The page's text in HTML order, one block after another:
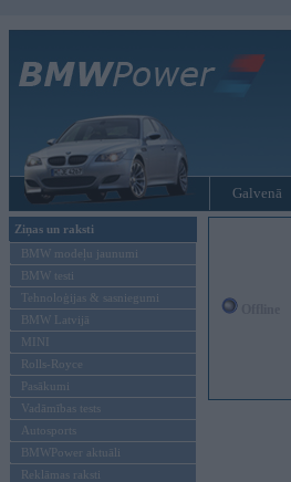
Galvenā
Ziņas un raksti
BMW modeļu jaunumi
BMW testi
Tehnoloģijas & sasniegumi
BMW Latvijā
MINI
Rolls-Royce
Pasākumi
Vadāmības tests
Autosports
BMWPower aktuāli
Reklāmas raksti